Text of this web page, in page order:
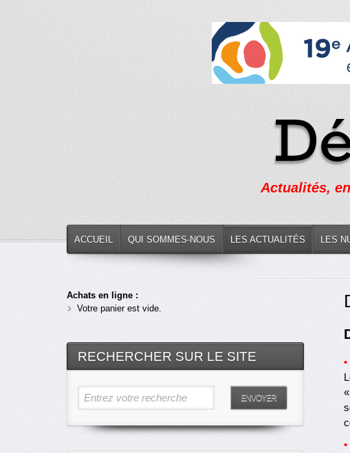
Actualités,
ACCUEIL QUI SOMMES-NOUS LES ACTUALITÉS LES
•
•
Achats en ligne :
Votre panier est vide.
RECHERCHER SUR LE SITE
Entrez votre recherche ENVOYER